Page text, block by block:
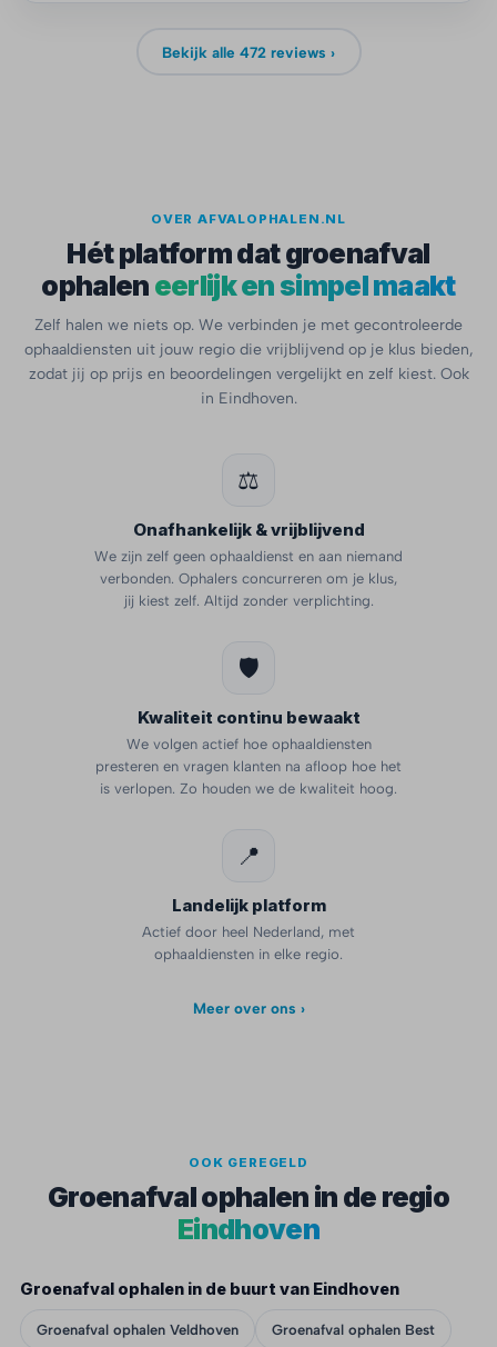
Bekijk alle 472 reviews ›
OVER AFVALOPHALEN.NL
Hét platform dat groenafval
ophalen eerlijk en simpel maakt
Zelf halen we niets op. We verbinden je met gecontroleerde
ophaaldiensten uit jouw regio die vrijblijvend op je klus bieden,
zodat jij op prijs en beoordelingen vergelijkt en zelf kiest. Ook
in Eindhoven.
⚖️
Onafhankelijk & vrijblijvend
We zijn zelf geen ophaaldienst en aan niemand
verbonden. Ophalers concurreren om je klus,
jij kiest zelf. Altijd zonder verplichting.
🛡️
Kwaliteit continu bewaakt
We volgen actief hoe ophaaldiensten
presteren en vragen klanten na afloop hoe het
is verlopen. Zo houden we de kwaliteit hoog.
📍
Landelijk platform
Actief door heel Nederland, met
ophaaldiensten in elke regio.
Meer over ons ›
OOK GEREGELD
Groenafval ophalen in de regio
Eindhoven
Groenafval ophalen in de buurt van Eindhoven
Groenafval ophalen Veldhoven Groenafval ophalen Best